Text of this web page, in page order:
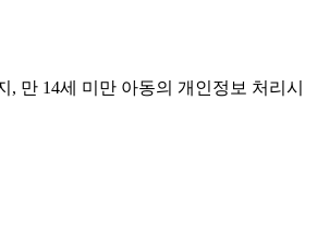
만 14세 미만 아동의 개인정보 처리시